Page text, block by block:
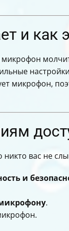
и как
микрофон,
вас не
и
.